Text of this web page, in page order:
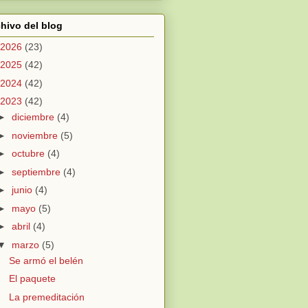
del blog
2026 (23)
2025 (42)
2024 (42)
2023 (42)
diciembre (4)
noviembre (5)
octubre (4)
septiembre (4)
junio (4)
mayo (5)
abril (4)
marzo (5)
Se armó el belén
El paquete
La premeditación